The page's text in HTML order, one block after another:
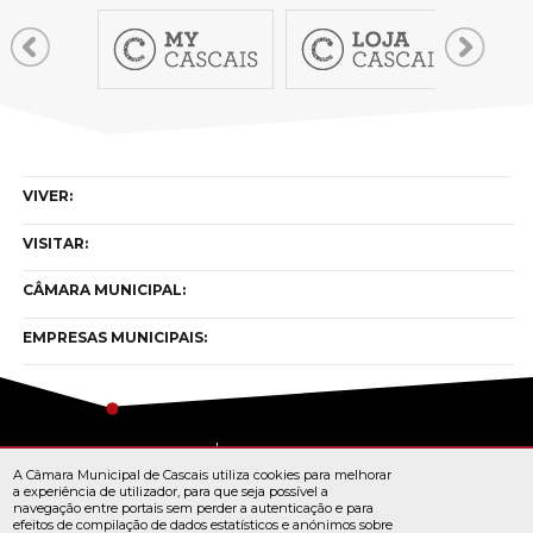
VIVER:
VISITAR:
CÂMARA MUNICIPAL:
EMPRESAS MUNICIPAIS:
Todos os direitos reservados
A Câmara Municipal de Cascais utiliza cookies para melhorar
a experiência de utilizador, para que seja possível a
navegação entre portais sem perder a autenticação e para
efeitos de compilação de dados estatísticos e anónimos sobre